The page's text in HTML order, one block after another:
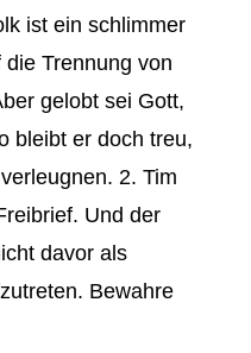
ist ein schlimmer
Trennung von
gelobt sei Gott,
bleibt er doch treu,
2. Tim
Und der
davor als
Bewahre